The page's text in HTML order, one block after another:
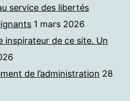
service des libertés
1 mars 2026
inspirateur de ce site. Un
de l’administration 28